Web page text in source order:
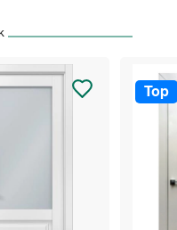
Evolution (Никель или
100 мм – для стен
5 лет
Top